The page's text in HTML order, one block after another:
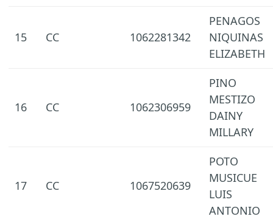
15 CC 1062281342
PENAGOS
NIQUINAS
ELIZABETH
16 CC 1062306959
PINO
MESTIZO
DAINY
MILLARY
17 CC 1067520639
POTO
MUSICUE
LUIS
ANTONIO